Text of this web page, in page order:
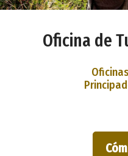
Oficina de